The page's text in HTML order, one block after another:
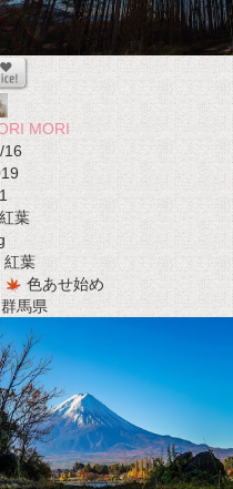
MORI
16
1
葉
紅葉
色あせ始め
馬県